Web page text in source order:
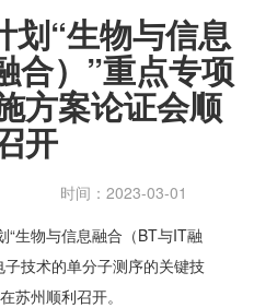
划“生物与信息
合）”重点专项
方案论证会顺
开
时间：2023-03-01
“生物与信息融合（BT与IT融
子技术的单分子测序的关键技
苏州顺利召开。